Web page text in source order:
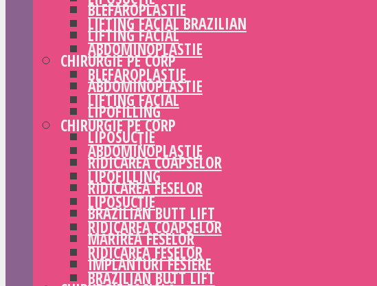
BLEFAROPLASTIE
LIFTING FACIAL
CHIRURGIE PE CORP
ABDOMINOPLASTIE
LIPOFILLING
LIPOSUCȚIE
RIDICAREA COAPSELOR
RIDICAREA FESELOR
BRAZILIAN BUTT LIFT
MĂRIREA FESELOR
IMPLANTURI FESIERE
LIFTING FACIAL BRAZILIAN
ABDOMINOPLASTIE
BLEFAROPLASTIE
LIFTING FACIAL
CHIRURGIE PE CORP
ABDOMINOPLASTIE
LIPOFILLING
LIPOSUCȚIE
RIDICAREA COAPSELOR
RIDICAREA FESELOR
BRAZILIAN BUTT LIFT